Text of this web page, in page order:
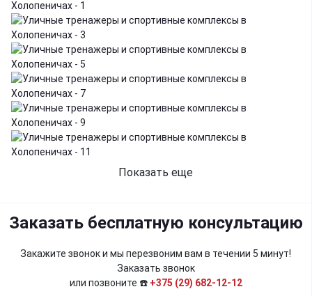
Показать еще
Заказать бесплатную консультацию
Закажите звонок и мы перезвоним вам в течении 5 минут!
Заказать звонок
или позвоните ☎️ +375 (29) 682-12-12